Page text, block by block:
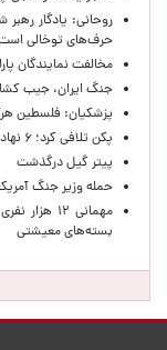
روحانی: یادگار
حرف‌های توخالی
مخالفت نمایندگان
جنگ ایران، جیب
پزشکیان: فلسطین
پکن تلافی کرد؛ ۶ نهاد آمریکایی در لیست تحریمهای چین
پیتر گیل درگذشت
حمله وزیر جنگ
مهمانی ۱۲
بسته‌های معیشتی